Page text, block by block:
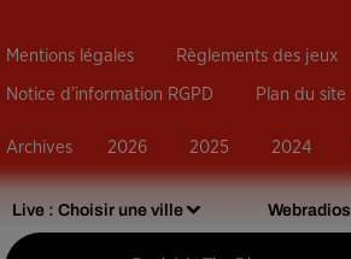
Live : Choisir une ville Webradios
Mentions légales Règlements des jeux
Notice d’information RGPD Plan du site
Archives 2026 2025 2024